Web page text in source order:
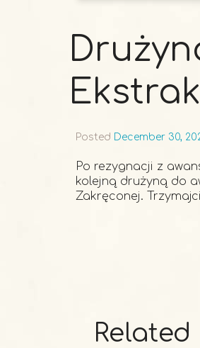
Posted December 30,
Po rezygnacji z
kolejną drużyną do
Zakręconej.
Related